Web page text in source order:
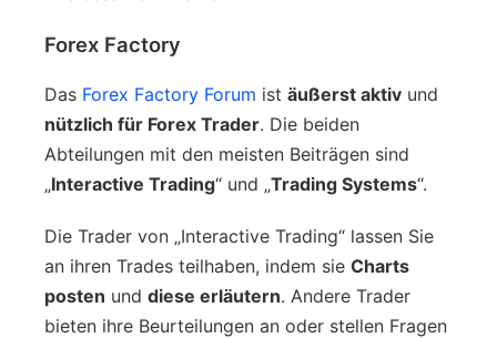
Forex Factory
Das Forex Factory Forum ist äußerst aktiv und
nützlich für Forex Trader. Die beiden
Abteilungen mit den meisten Beiträgen sind
„Interactive Trading“ und „Trading Systems“.
Die Trader von „Interactive Trading“ lassen Sie
an ihren Trades teilhaben, indem sie Charts
posten und diese erläutern. Andere Trader
bieten ihre Beurteilungen an oder stellen Fragen